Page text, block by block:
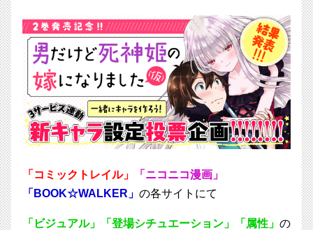
「コミックトレイル」
「ニコニコ漫画」
「BOOK☆WALKER 」 の各サイトにて
「ビジュアル」「登場シチュエーション」「属性」 の